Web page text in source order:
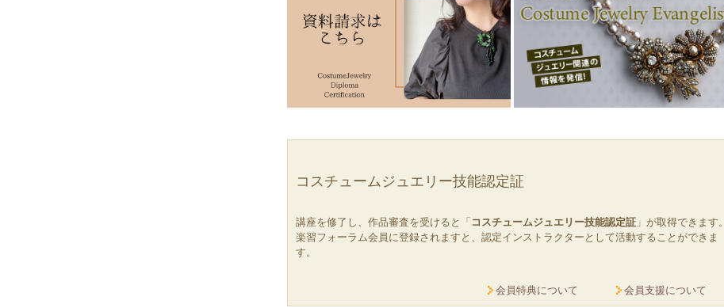
コスチュームジュエリー技能認定証
講座を修了し、作品審査を受けると「 コスチュームジュエリー技能認定証 」が取得できます。
楽習フォーラム会員に登録されますと、認定インストラクターとして活動することができま
す。
会員特典について 会員支援について